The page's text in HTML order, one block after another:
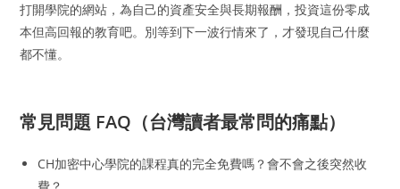
打開學院的網站，為自己的資產安全與長期報酬，投資這份零成
本但高回報的教育吧。別等到下一波行情來了，才發現自己什麼
都不懂。
常見問題 FAQ（台灣讀者最常問的痛點）
CH加密中心學院的課程真的完全免費嗎？會不會之後突然收